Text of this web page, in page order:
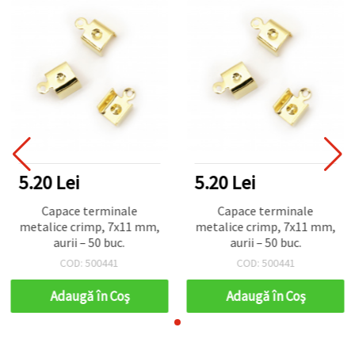
5.20 Lei
Capace terminale
metalice crimp, 7x11 mm,
aurii – 50 buc.
COD: 500441
Adaugă în Coş
5.20 Lei
Capace terminale
metalice crimp, 7x11 mm,
aurii – 50 buc.
COD: 500441
Adaugă în Coş